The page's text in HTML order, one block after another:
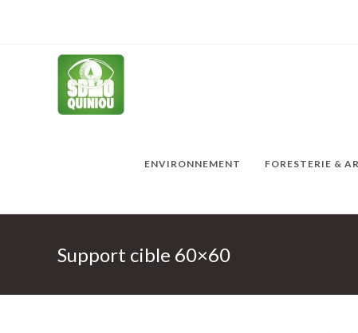
ENVIRONNEMENT FORESTERIE &
Support cible 60×60